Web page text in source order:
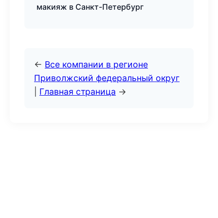
макияж в Санкт-Петербург
← Все компании в регионе
Приволжский федеральный округ
Главная страница →